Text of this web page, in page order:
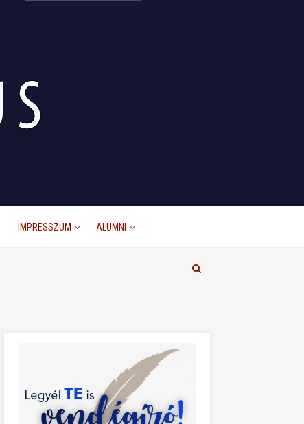
IMPRESSZUM ALUMNI